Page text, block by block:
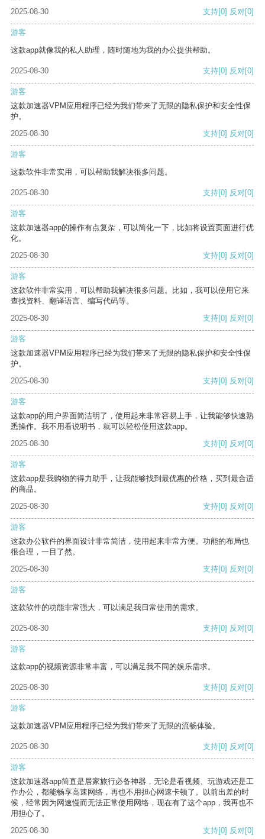
2025-08-30
支持[0] 反对[0]
游客
这款app就像我的私人助理，随时随地为我的办公提供帮助。
2025-08-30 支持[0] 反对[0]
游客
这款加速器VPM应用程序已经为我们带来了无限的隐私保护和安全性保
护。
2025-08-30
支持[0] 反对[0]
游客
这款软件非常实用，可以帮助我解决很多问题。
2025-08-30 支持[0] 反对[0]
游客
这款加速器app的操作有点复杂，可以简化一下，比如将设置页面进行优
化。
2025-08-30
支持[0] 反对[0]
游客
这款软件非常实用，可以帮助我解决很多问题。比如，我可以使用它来
查找资料、翻译语言、编写代码等。
2025-08-30
支持[0] 反对[0]
游客
这款加速器VPM应用程序已经为我们带来了无限的隐私保护和安全性保
护。
2025-08-30
支持[0] 反对[0]
游客
这款app的用户界面简洁明了，使用起来非常容易上手，让我能够快速熟
悉操作。我不用看说明书，就可以轻松使用这款app。
2025-08-30
支持[0] 反对[0]
游客
这款app是我购物的得力助手，让我能够找到最优惠的价格，买到最合适
的商品。
2025-08-30
支持[0] 反对[0]
游客
这款办公软件的界面设计非常简洁，使用起来非常方便。功能的布局也
很合理，一目了然。
2025-08-30
支持[0] 反对[0]
游客
这款软件的功能非常强大，可以满足我日常使用的需求。
2025-08-30 支持[0] 反对[0]
游客
这款app的视频资源非常丰富，可以满足我不同的娱乐需求。
2025-08-30 支持[0] 反对[0]
游客
这款加速器VPM应用程序已经为我们带来了无限的流畅体验。
2025-08-30 支持[0] 反对[0]
游客
这款加速器app简直是居家旅行必备神器，无论是看视频、玩游戏还是工
作办公，都能畅享高速网络，再也不用担心网速卡顿了。以前出差的时
候，经常因为网速慢而无法正常使用网络，现在有了这个app，我再也不
用担心了。
2025-08-30
支持[0] 反对[0]